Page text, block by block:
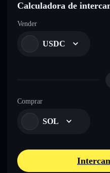
Calculadora de
Vender
USDC
Comprar
SOL